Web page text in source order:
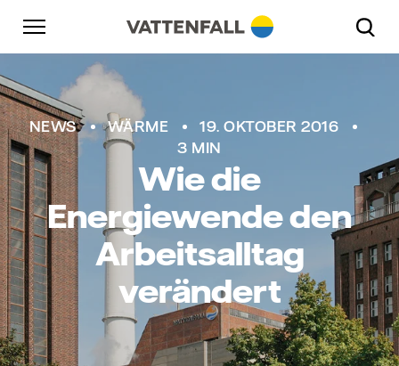
Überspringen
Zurück zur Hauptnavigation
Gehe zur Fußzeile
NEWS WÄRME
19. OKTOBER 2016
3 MIN
Wie die
Energiewende den
Arbeitsalltag
verändert
Zurück zur Hauptnavigation